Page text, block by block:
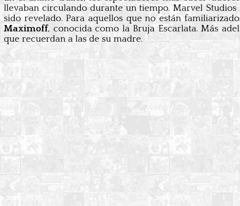
llevaban circulando durante un tiempo. Marvel
sido revelado. Para aquellos que no están
Maximoff, conocida como la Bruja Escarlata. Más
que recuerdan a las de su madre.